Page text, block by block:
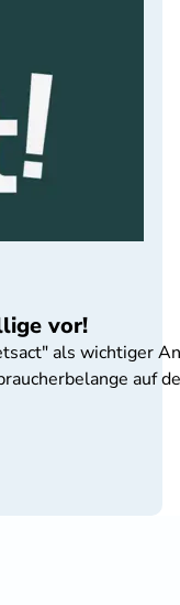
vor!
als wichtiger
auf